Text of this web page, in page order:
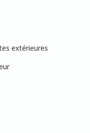
extérieures